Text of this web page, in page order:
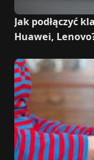
Jak podłączyć
Huawei,